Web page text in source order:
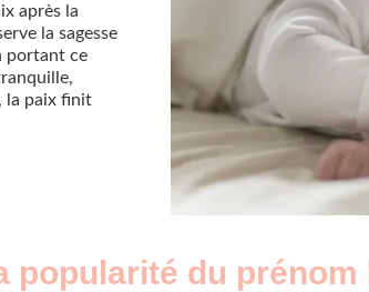
après la
la sagesse
portant ce
la paix finit
popularité du prénom